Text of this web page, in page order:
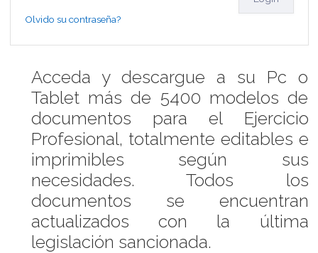
Olvido su contraseña?
Acceda y descargue a su Pc o
Tablet más de 5400 modelos de
documentos para el Ejercicio
Profesional, totalmente editables e
imprimibles según sus
necesidades. Todos los
documentos se encuentran
actualizados con la última
legislación sancionada.